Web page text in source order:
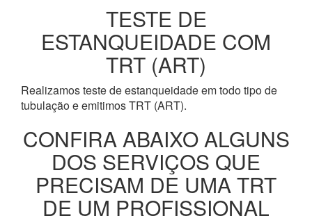
TESTE DE
ESTANQUEIDADE COM
TRT (ART)
Realizamos teste de estanqueidade em todo tipo de
tubulação e emitimos TRT (ART).
CONFIRA ABAIXO ALGUNS
DOS SERVIÇOS QUE
PRECISAM DE UMA TRT
DE UM PROFISSIONAL